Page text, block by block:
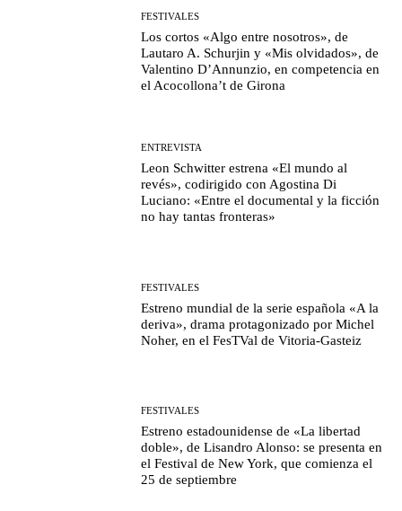
FESTIVALES
Los cortos «Algo entre nosotros», de
Lautaro A. Schurjin y «Mis olvidados», de
Valentino D’Annunzio, en competencia en
el Acocollona’t de Girona
ENTREVISTA
Leon Schwitter estrena «El mundo al
revés», codirigido con Agostina Di
Luciano: «Entre el documental y la ficción
no hay tantas fronteras»
FESTIVALES
Estreno mundial de la serie española «A la
deriva», drama protagonizado por Michel
Noher, en el FesTVal de Vitoria-Gasteiz
FESTIVALES
Estreno estadounidense de «La libertad
doble», de Lisandro Alonso: se presenta en
el Festival de New York, que comienza el
25 de septiembre